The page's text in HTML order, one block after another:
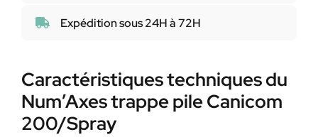
Expédition sous 24H à 72H
Caractéristiques techniques du
Num’Axes trappe pile Canicom
200/Spray